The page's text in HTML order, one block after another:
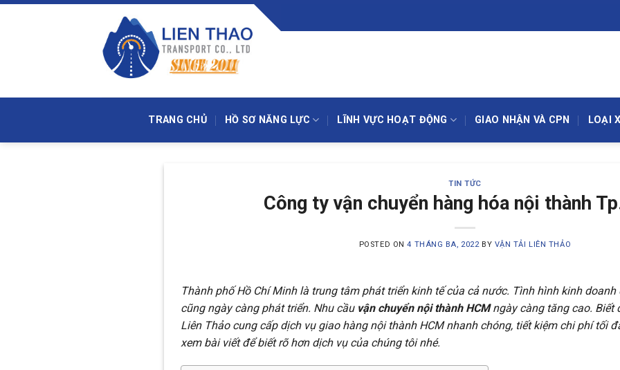
Skip
TRANG CHỦ HỒ SƠ NĂNG LỰC LĨNH VỰC HOẠT ĐỘNG GIAO NHẬN VÀ CPN LOẠI
TIN TỨC
Công ty vận chuyển hàng hóa nội thành
POSTED ON4 THÁNG BA, 2022 BY VẬN TẢI LIÊN THẢO
Thành phố Hồ Chí Minh là trung tâm phát triển kinh tế của cả nước. Tình hình kinh
cũng ngày càng phát triển. Nhu cầu vận chuyển nội thành HCMngày càng tăng cao. Biết
Liên Thảo cung cấp dịch vụ giao hàng nội thành HCM nhanh chóng, tiết kiệm chi phí tối
xem bài viết để biết rõ hơn dịch vụ của chúng tôi nhé.